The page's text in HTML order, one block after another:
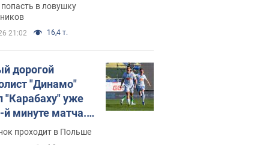
попасть в ловушку
21:02 16,4 т.
дорогой
"Динамо"
"Карабаху" уже
й минуте матча.
проходит в Польше